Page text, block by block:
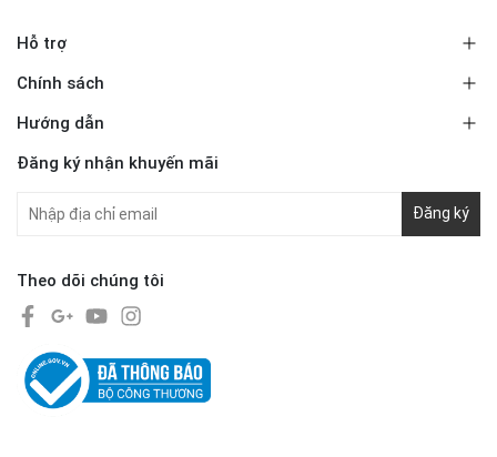
Hỗ trợ
Chính sách
Hướng dẫn
Đăng ký nhận khuyến mãi
Đăng ký
Theo dõi chúng tôi